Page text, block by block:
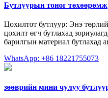
Бутлуурын тоног төхөөрөмж
Цохилтот бутлуур: Энэ
цохилт өгч бутлахад
барилгын материал бутлахад
WhatsApp: +86 18221755073
зөөврийн мини чулуу